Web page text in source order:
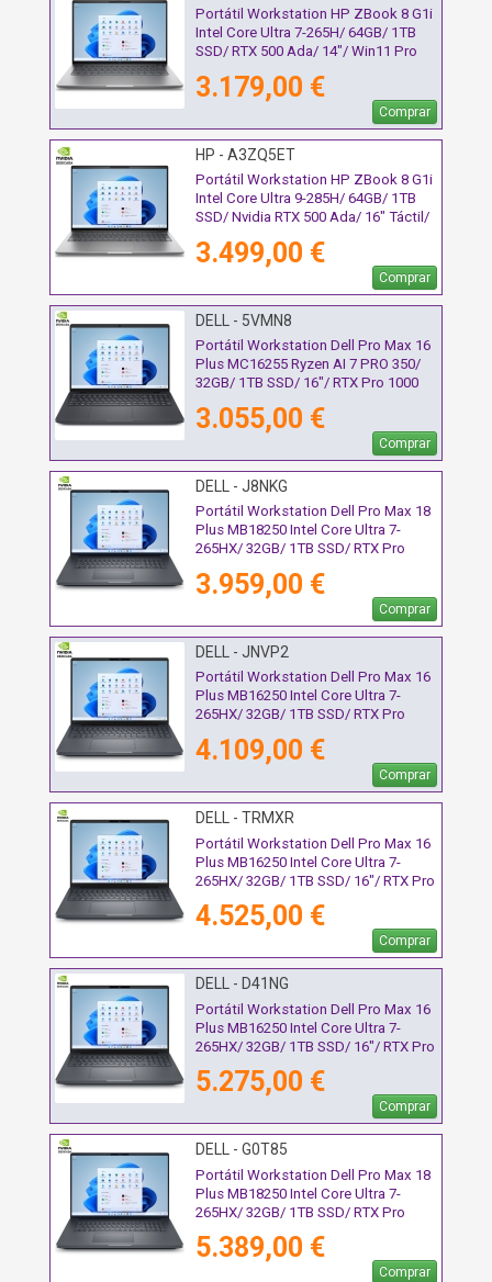
Portátil Workstation HP ZBook 8 G1i
Intel Core Ultra 7-265H/ 64GB/ 1TB
SSD/ RTX 500 Ada/ 14"/ Win11 Pro
3.179,00 €
Comprar
HP - A3ZQ5ET
Portátil Workstation HP ZBook 8 G1i
Intel Core Ultra 9-285H/ 64GB/ 1TB
SSD/ Nvidia RTX 500 Ada/ 16" Táctil/
3.499,00 €
Comprar
DELL - 5VMN8
Portátil Workstation Dell Pro Max 16
Plus MC16255 Ryzen AI 7 PRO 350/
32GB/ 1TB SSD/ 16"/ RTX Pro 1000
3.055,00 €
Comprar
DELL - J8NKG
Portátil Workstation Dell Pro Max 18
Plus MB18250 Intel Core Ultra 7-
265HX/ 32GB/ 1TB SSD/ RTX Pro
3.959,00 €
Comprar
DELL - JNVP2
Portátil Workstation Dell Pro Max 16
Plus MB16250 Intel Core Ultra 7-
265HX/ 32GB/ 1TB SSD/ RTX Pro
4.109,00 €
Comprar
DELL - TRMXR
Portátil Workstation Dell Pro Max 16
Plus MB16250 Intel Core Ultra 7-
265HX/ 32GB/ 1TB SSD/ 16"/ RTX Pro
4.525,00 €
Comprar
DELL - D41NG
Portátil Workstation Dell Pro Max 16
Plus MB16250 Intel Core Ultra 7-
265HX/ 32GB/ 1TB SSD/ 16"/ RTX Pro
5.275,00 €
Comprar
DELL - G0T85
Portátil Workstation Dell Pro Max 18
Plus MB18250 Intel Core Ultra 7-
265HX/ 32GB/ 1TB SSD/ RTX Pro
5.389,00 €
Comprar